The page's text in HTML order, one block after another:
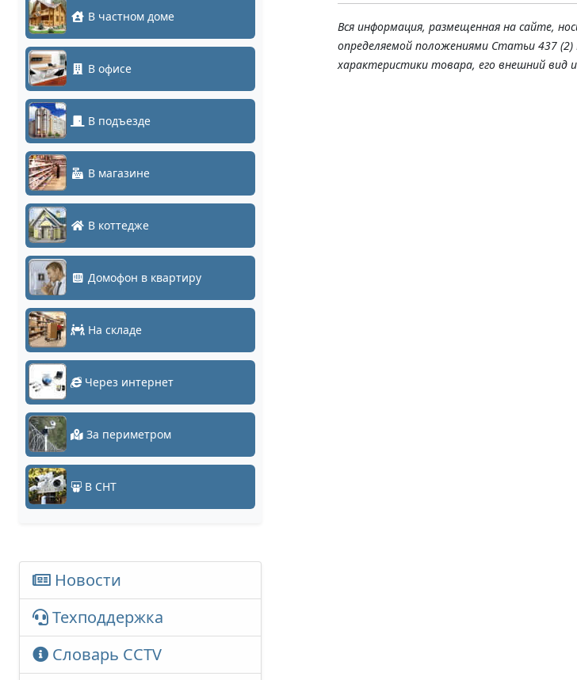
В частном доме
В офисе
В подъезде
В магазине
В коттедже
Домофон в квартиру
На складе
Через интернет
За периметром
В СНТ
Новости
Техподдержка
Словарь CCTV
Вся информация, размещенная на сайте,
определяемой положениями Статьи 437
характеристики товара, его внешний вид